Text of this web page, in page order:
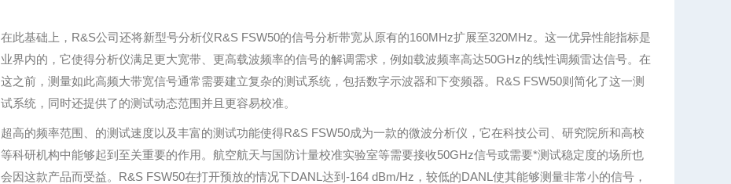
在此基础上，R&S公司还将新型号分析仪R&S FSW50的信号分析带宽从原有的160MHz扩展至320MHz。这一优异性能指标是
业界内的，它使得分析仪满足更大宽带、更高载波频率的信号的解调需求，例如载波频率高达50GHz的线性调频雷达信号。在
这之前，测量如此高频大带宽信号通常需要建立复杂的测试系统，包括数字示波器和下变频器。R&S FSW50则简化了这一测
试系统，同时还提供了的测试动态范围并且更容易校准。
超高的频率范围、的测试速度以及丰富的测试功能使得R&S FSW50成为一款的微波分析仪，它在科技公司、研究院所和高校
等科研机构中能够起到至关重要的作用。航空航天与国防计量校准实验室等需要接收50GHz信号或需要*测试稳定度的场所也
会因这款产品而受益。R&S FSW50在打开预放的情况下DANL达到-164 dBm/Hz，较低的DANL使其能够测量非常小的信号，